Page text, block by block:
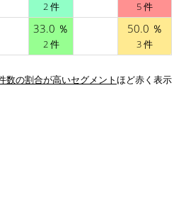
2 件 5 件
33.0 ％
2 件
50.0 ％
3 件
数の割合が高いセグメントほど赤く表示